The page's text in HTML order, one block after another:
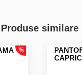
Produse similare